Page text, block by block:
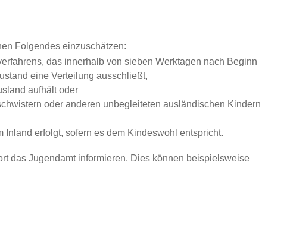
Folgendes einzuschätzen:
das innerhalb von sieben Werktagen nach Beginn
eine Verteilung ausschließt,
aufhält oder
oder anderen unbegleiteten ausländischen Kindern
erfolgt, sofern es dem Kindeswohl entspricht.
das Jugendamt informieren. Dies können beispielsweise